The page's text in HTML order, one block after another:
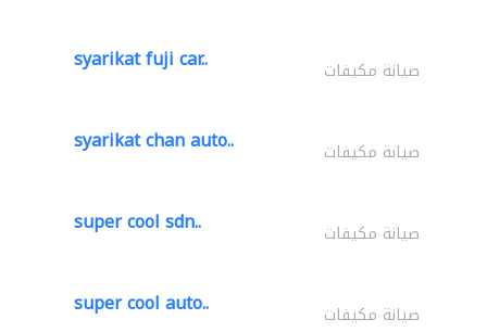
syarikat fuji car.. صيانة مكيفات
syarikat chan auto.. صيانة مكيفات
super cool sdn.. صيانة مكيفات
super cool auto.. صيانة مكيفات